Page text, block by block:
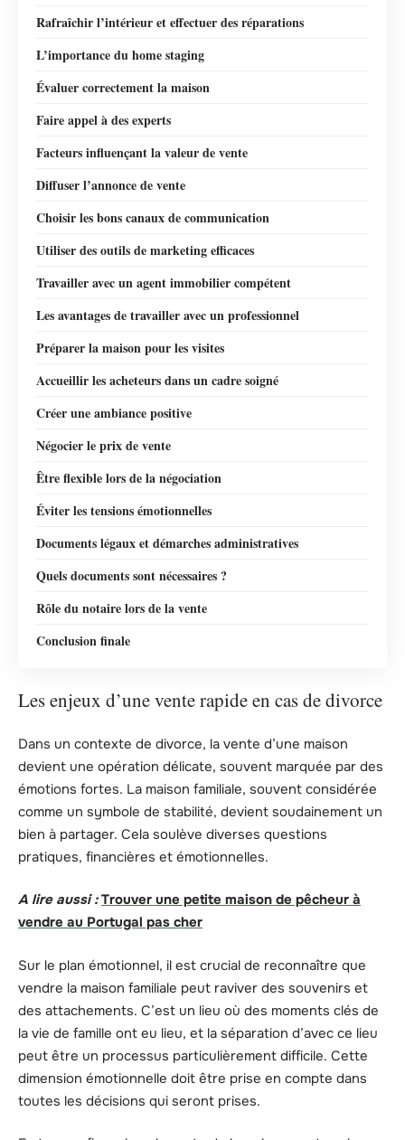
Rafraîchir l’intérieur et effectuer des réparations
L’importance du home staging
Évaluer correctement la maison
Faire appel à des experts
Facteurs influençant la valeur de vente
Diffuser l’annonce de vente
Choisir les bons canaux de communication
Utiliser des outils de marketing efficaces
Travailler avec un agent immobilier compétent
Les avantages de travailler avec un professionnel
Préparer la maison pour les visites
Accueillir les acheteurs dans un cadre soigné
Créer une ambiance positive
Négocier le prix de vente
Être flexible lors de la négociation
Éviter les tensions émotionnelles
Documents légaux et démarches administratives
Quels documents sont nécessaires ?
Rôle du notaire lors de la vente
Conclusion finale
Les enjeux d’une vente rapide en cas de divorce
Dans un contexte de divorce, la vente d’une maison
devient une opération délicate, souvent marquée par des
émotions fortes. La maison familiale, souvent considérée
comme un symbole de stabilité, devient soudainement un
bien à partager. Cela soulève diverses questions
pratiques, financières et émotionnelles.
A lire aussi : Trouver une petite maison de pêcheur à
vendre au Portugal pas cher
Sur le plan émotionnel, il est crucial de reconnaître que
vendre la maison familiale peut raviver des souvenirs et
des attachements. C’est un lieu où des moments clés de
la vie de famille ont eu lieu, et la séparation d’avec ce lieu
peut être un processus particulièrement difficile. Cette
dimension émotionnelle doit être prise en compte dans
toutes les décisions qui seront prises.